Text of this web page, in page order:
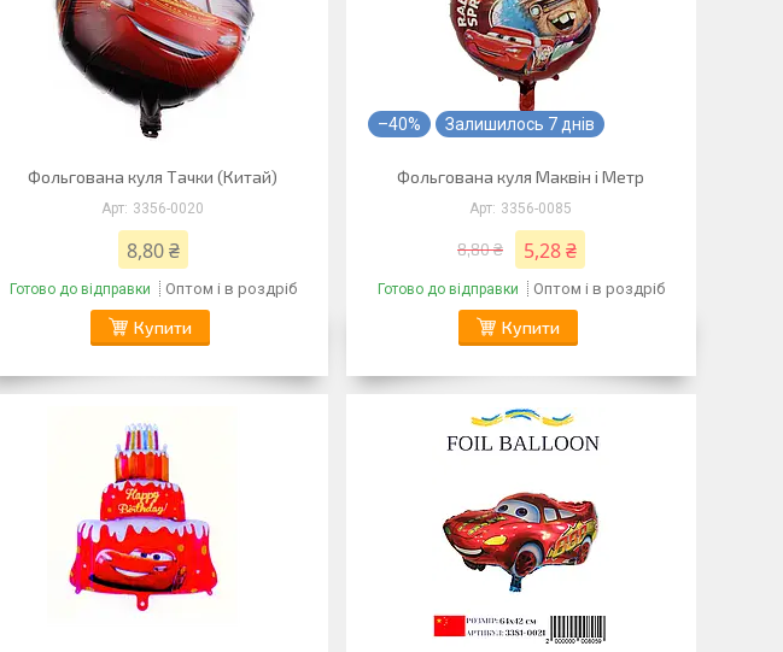
Фольгована куля Тачки (Китай)
3356-0020
8,80 ₴
Готово до відправки Оптом і в роздріб
Купити
–40% Залишилось 7 днів
Фольгована куля Маквін і Метр
3356-0085
8,80 ₴ 5,28 ₴
Готово до відправки Оптом і в роздріб
Купити